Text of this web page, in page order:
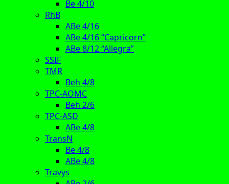
Be 4/10
RhB
ABe 4/16
ABe 4/16 “Capricorn”
ABe 8/12 “Allegra”
SSIF
TMR
Beh 4/8
TPC-AOMC
Beh 2/6
TPC-ASD
ABe 4/8
TransN
Be 4/8
ABe 4/8
Travys